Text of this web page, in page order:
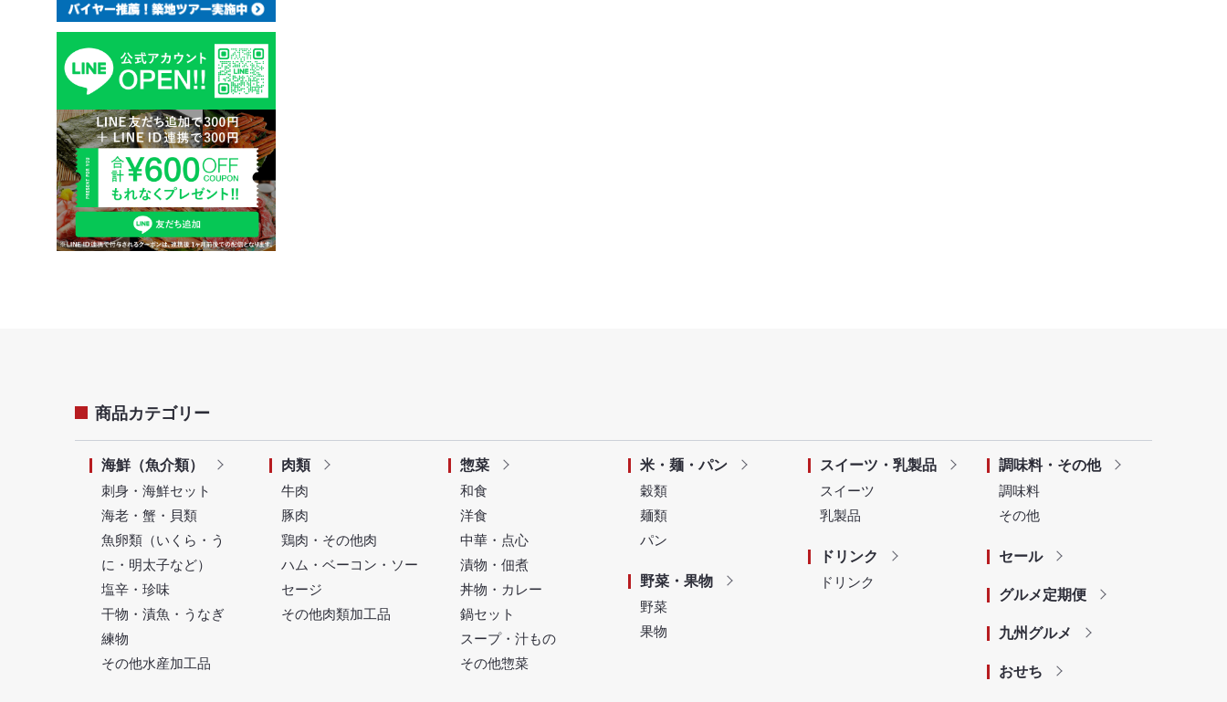
商品カテゴリー
海鮮（魚介類）
刺身・海鮮セット
海老・蟹・貝類
魚卵類（いくら・う
に・明太子など）
塩辛・珍味
干物・漬魚・うなぎ
練物
その他水産加工品
肉類
牛肉
豚肉
鶏肉・その他肉
ハム・ベーコン・ソー
セージ
その他肉類加工品
惣菜
和食
洋食
中華・点心
漬物・佃煮
丼物・カレー
鍋セット
スープ・汁もの
その他惣菜
米・麺・パン
穀類
麺類
パン
野菜・果物
野菜
果物
スイーツ・乳製品
スイーツ
乳製品
ドリンク
ドリンク
調味料・その他
調味料
その他
セール
グルメ定期便
九州グルメ
おせち